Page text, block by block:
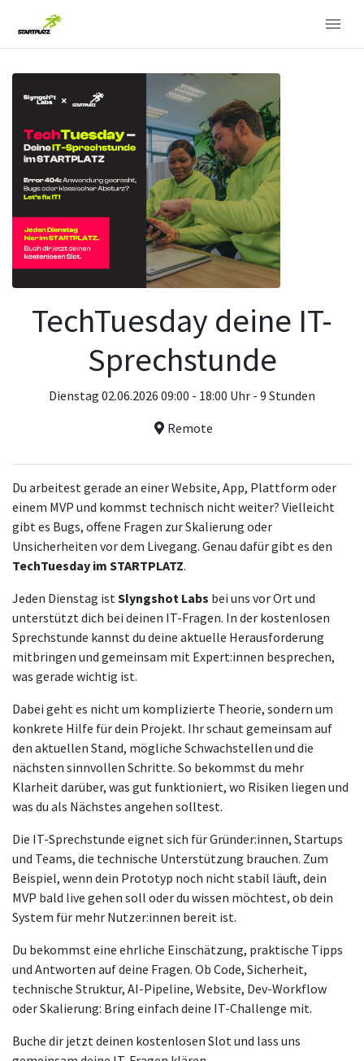
TechTuesday deine IT-
Sprechstunde
Dienstag 02.06.2026 09:00 - 18:00 Uhr - 9 Stunden
Remote
Du arbeitest gerade an einer Website, App, Plattform oder
einem MVP und kommst technisch nicht weiter? Vielleicht
gibt es Bugs, offene Fragen zur Skalierung oder
Unsicherheiten vor dem Livegang. Genau dafür gibt es den
TechTuesday im STARTPLATZ.
Jeden Dienstag istSlyngshot Labs bei uns vor Ort und
unterstützt dich bei deinen IT-Fragen. In der kostenlosen
Sprechstunde kannst du deine aktuelle Herausforderung
mitbringen und gemeinsam mit Expert:innen besprechen,
was gerade wichtig ist.
Dabei geht es nicht um komplizierte Theorie, sondern um
konkrete Hilfe für dein Projekt. Ihr schaut gemeinsam auf
den aktuellen Stand, mögliche Schwachstellen und die
nächsten sinnvollen Schritte. So bekommst du mehr
Klarheit darüber, was gut funktioniert, wo Risiken liegen und
was du als Nächstes angehen solltest.
Die IT-Sprechstunde eignet sich für Gründer:innen, Startups
und Teams, die technische Unterstützung brauchen. Zum
Beispiel, wenn dein Prototyp noch nicht stabil läuft, dein
MVP bald live gehen soll oder du wissen möchtest, ob dein
System für mehr Nutzer:innen bereit ist.
Du bekommst eine ehrliche Einschätzung, praktische Tipps
und Antworten auf deine Fragen. Ob Code, Sicherheit,
technische Struktur, AI-Pipeline, Website, Dev-Workflow
oder Skalierung: Bring einfach deine IT-Challenge mit.
Buche dir jetzt deinen kostenlosen Slot und lass uns